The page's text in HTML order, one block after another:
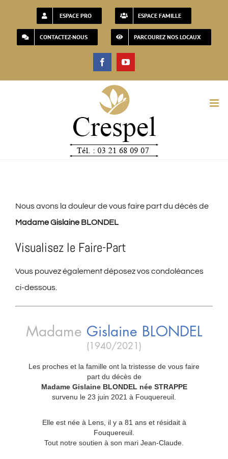
contenu
ESPACE PRO ESPACE FAMILLE
CONTACTEZ-NOUS PARCOUREZ NOS LOCAUX
FacebookYouTube
Nous avons la douleur de vous faire part du décès de
Madame Gislaine BLONDEL
Visualisez le Faire-Part
Vous pouvez également déposez vos condoléances
ci-dessous.